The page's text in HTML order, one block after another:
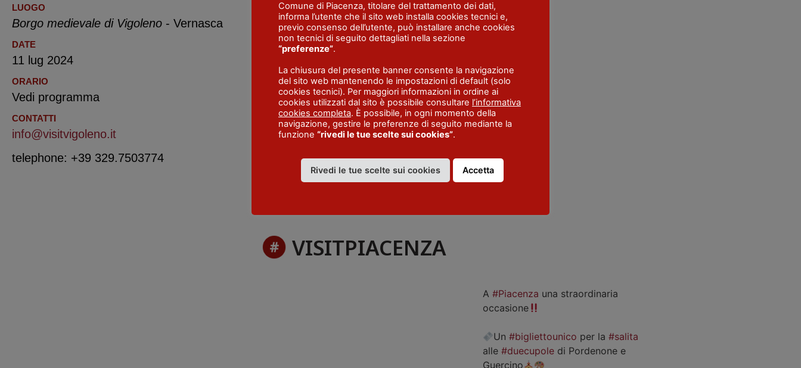
LUOGO
Borgo medievale di Vigoleno - Vernasca
DATE
11 lug 2024
ORARIO
Vedi programma
CONTATTI
info@visitvigoleno.it
telephone: +39 329.7503774
VISITPIACENZA
A #Piacenza una straordinaria
occasione
Un#bigliettounico per la#salita
alle #duecupoledi Pordenone e
Guercino
Comune di Piacenza, titolare del trattamento dei dati,
informa l’utente che il sito web installa cookies tecnici e,
previo consenso dell’utente, può installare anche cookies
non tecnici di seguito dettagliati nella sezione
“preferenze”.
La chiusura del presente banner consente la navigazione
del sito web mantenendo le impostazioni di default (solo
cookies tecnici). Per maggiori informazioni in ordine ai
cookies utilizzati dal sito è possibile consultare l’informativa
cookies completa. È possibile, in ogni momento della
navigazione, gestire le preferenze di seguito mediante la
funzione “rivedi le tue scelte sui cookies”.
Rivedi le tue scelte sui cookies Accetta